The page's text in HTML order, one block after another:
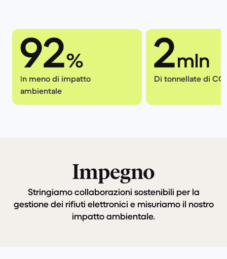
In meno di impatto
ambientale
Di tonnellate di
Impegno
Stringiamo collaborazioni sostenibili per la
gestione dei rifiuti elettronici e misuriamo il nostro
impatto ambientale.